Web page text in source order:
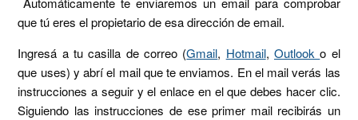
que tú eres el propietario de esa dirección de email.
Ingresá a tu casilla de correo (Gmail, Hotmail, Outlooko el
que uses) y abrí el mail que te enviamos. En el mail verás las
instrucciones a seguir y el enlace en el que debes hacer clic.
Siguiendo las instrucciones de ese primer mail recibirás un